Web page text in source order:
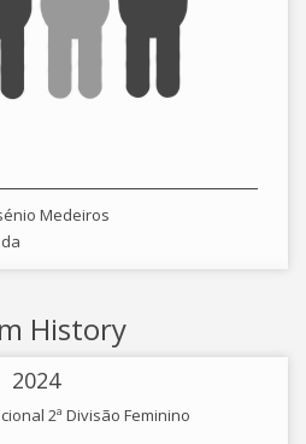
Medeiros
History
2024
2ª Divisão Feminino